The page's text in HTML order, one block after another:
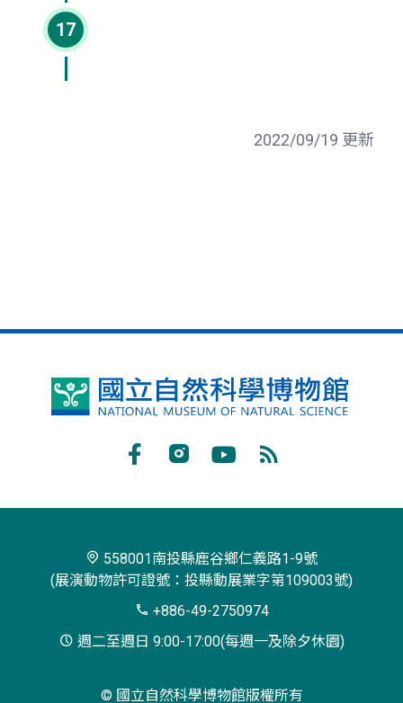
17
2022/09/19 更新
鳳
態
區
閱
558001南投縣鹿谷鄉仁義路1-9號
(展演動物許可證號：投縣動展業字第109003號)
+886-49-2750974
週二至週日 9:00-17:00(每週一及除夕休園)
© 國立自然科學博物館版權所有